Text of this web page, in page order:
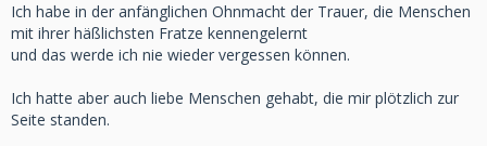
Ich habe in der anfänglichen Ohnmacht der Trauer, die Menschen
mit ihrer häßlichsten Fratze kennengelernt
und das werde ich nie wieder vergessen können.
Ich hatte aber auch liebe Menschen gehabt, die mir plötzlich zur
Seite standen.